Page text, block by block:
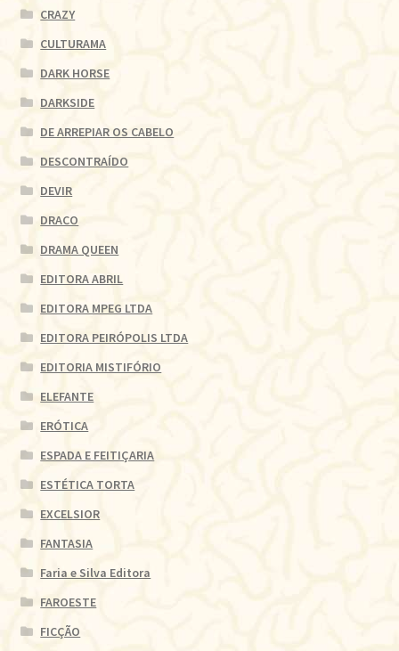
CRAZY
CULTURAMA
DARK HORSE
DARKSIDE
DE ARREPIAR OS CABELO
DESCONTRAÍDO
DEVIR
DRACO
DRAMA QUEEN
EDITORA ABRIL
EDITORA MPEG LTDA
EDITORA PEIRÓPOLIS LTDA
EDITORIA MISTIFÓRIO
ELEFANTE
ERÓTICA
ESPADA E FEITIÇARIA
ESTÉTICA TORTA
EXCELSIOR
FANTASIA
Faria e Silva Editora
FAROESTE
FICÇÃO